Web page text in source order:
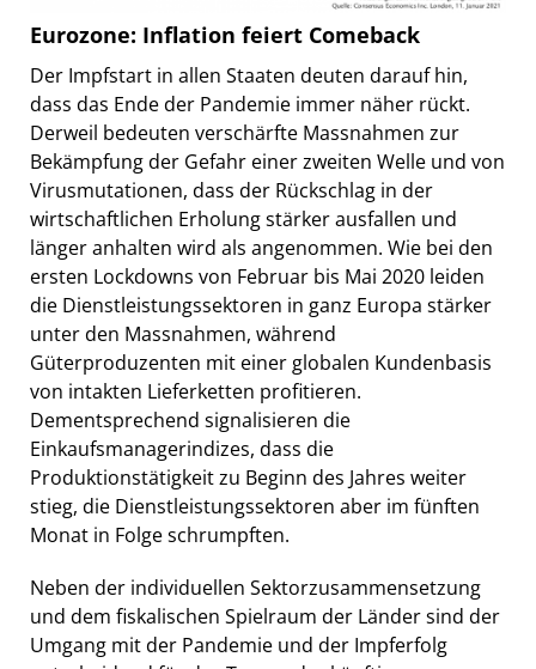
Eurozone: Inflation feiert Comeback
Der Impfstart in allen Staaten deuten darauf hin,
dass das Ende der Pandemie immer näher rückt.
Derweil bedeuten verschärfte Massnahmen zur
Bekämpfung der Gefahr einer zweiten Welle und von
Virusmutationen, dass der Rückschlag in der
wirtschaftlichen Erholung stärker ausfallen und
länger anhalten wird als angenommen. Wie bei den
ersten Lockdowns von Februar bis Mai 2020 leiden
die Dienstleistungssektoren in ganz Europa stärker
unter den Massnahmen, während
Güterproduzenten mit einer globalen Kundenbasis
von intakten Lieferketten profitieren.
Dementsprechend signalisieren die
Einkaufsmanagerindizes, dass die
Produktionstätigkeit zu Beginn des Jahres weiter
stieg, die Dienstleistungssektoren aber im fünften
Monat in Folge schrumpften.
Neben der individuellen Sektorzusammensetzung
und dem fiskalischen Spielraum der Länder sind der
Umgang mit der Pandemie und der Impferfolg